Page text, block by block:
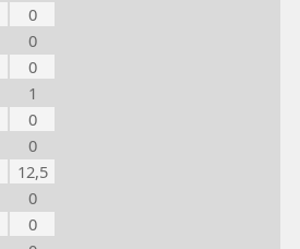
0
0
0
1
0
0
12,5
0
0